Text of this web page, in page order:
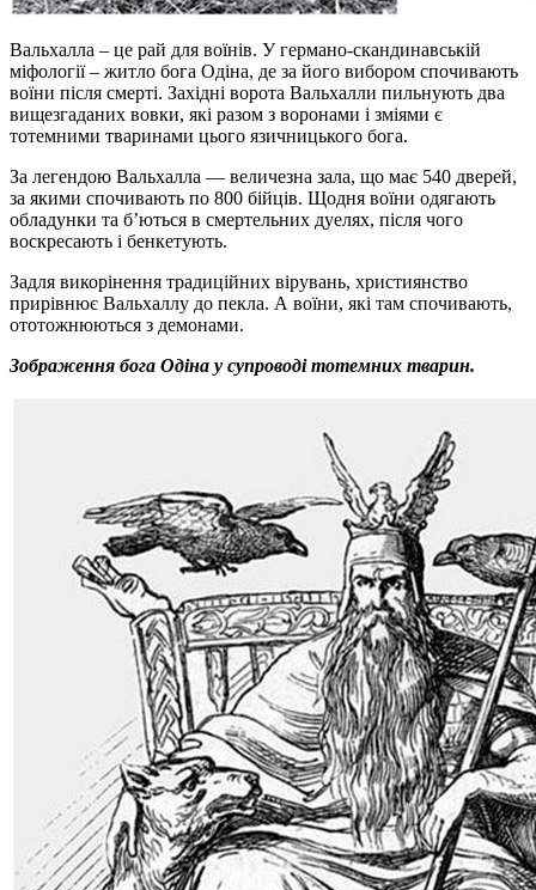
Вальхалла – це рай для воїнів. У германо-скандинавській
міфології – житло бога Одіна, де за його вибором спочивають
воїни після смерті. Західні ворота Вальхалли пильнують два
вищезгаданих вовки, які разом з воронами і зміями є
тотемними тваринами цього язичницького бога.
За легендою Вальхалла — величезна зала, що має 540 дверей,
за якими спочивають по 800 бійців. Щодня воїни одягають
обладунки та б’ються в смертельних дуелях, після чого
воскресають і бенкетують.
Задля викорінення традиційних вірувань, християнство
прирівнює Вальхаллу до пекла. А воїни, які там спочивають,
ототожнюються з демонами.
Зображення бога Одіна у супроводі тотемних тварин.